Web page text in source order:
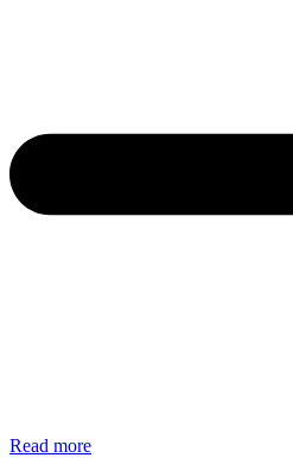
Read moreChat